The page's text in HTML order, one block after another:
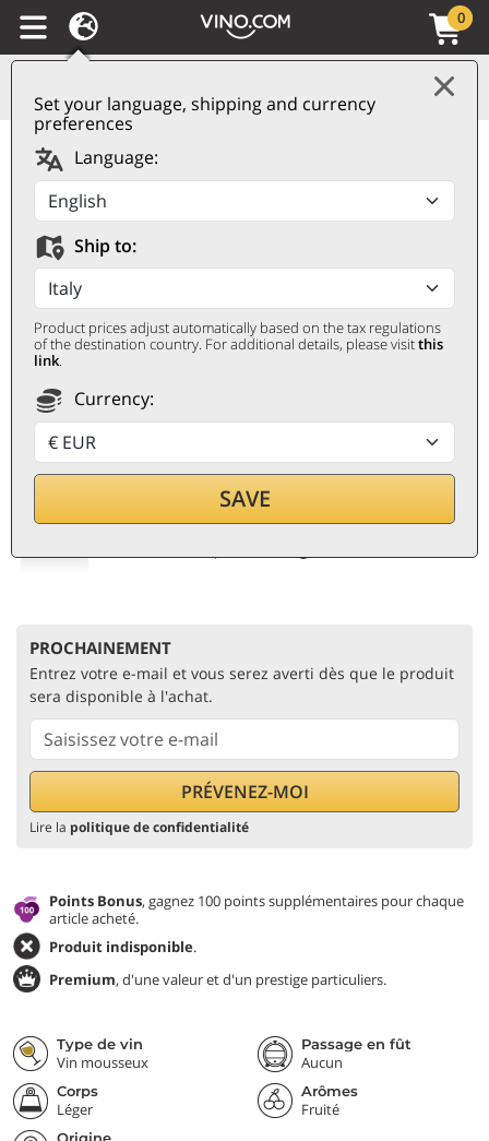
Set your language, shipping and currency
preferences
Language:
Ship to:
Product prices adjust automatically based on the tax regulations
of the destination country. For additional details, please visitthis
link.
Currency:
SAVE
0
Champagne AOC Extra
Brut Caractères Gamet
GAMET
0,75 ℓ
52,50€
PROCHAINEMENT
Entrez votre e-mail et vous serez averti dès que le produit
sera disponible à l'achat.
Lire la politique de confidentialité
Points Bonus, gagnez 100 points supplémentaires pour chaque
article acheté.
Produit indisponible.
Premium, d'une valeur et d'un prestige particuliers.
Type de vin
Vin mousseux
Passage en fût
Aucun
Corps
Léger
Arômes
Fruité